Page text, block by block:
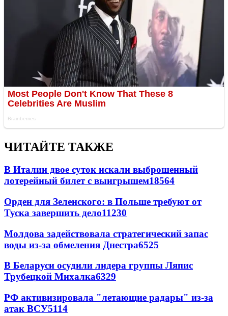
ЧИТАЙТЕ ТАКЖЕ
В Италии двое суток искали выброшенный
лотерейный билет с выигрышем18564
Орден для Зеленского: в Польше требуют от
Туска завершить дело11230
Молдова задействовала стратегический запас
воды из-за обмеления Днестра6525
В Беларуси осудили лидера группы Ляпис
Трубецкой Михалка6329
РФ активизировала "летающие радары" из-за
атак ВСУ5114